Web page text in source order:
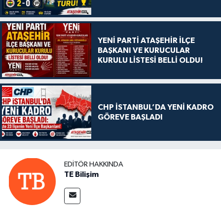
YENİ PARTİ ATAŞEHİR İLÇE
BAŞKANI VE KURUCULAR
KURULU LİSTESİ BELLİ OLDU!
CHP İSTANBUL’DA YENİ KADRO
GÖREVE BAŞLADI
EDITÖR HAKKINDA
TE Bilişim